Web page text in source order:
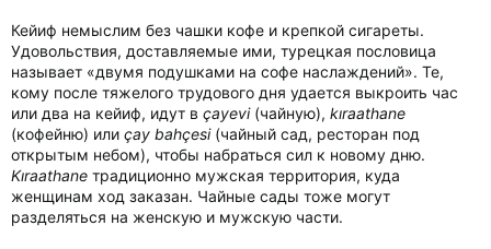
Кейиф немыслим без чашки кофе и крепкой сигареты.
Удовольствия, доставляемые ими, турецкая пословица
называет «двумя подушками на софе наслаждений». Те,
кому после тяжелого трудового дня удается выкроить час
или два на кейиф, идут в çayevi (чайную), kıraathane
(кофейню) или çay bahçesi(чайный сад, ресторан под
открытым небом), чтобы набраться сил к новому дню.
Kıraathane традиционно мужская территория, куда
женщинам ход заказан. Чайные сады тоже могут
разделяться на женскую и мужскую части.